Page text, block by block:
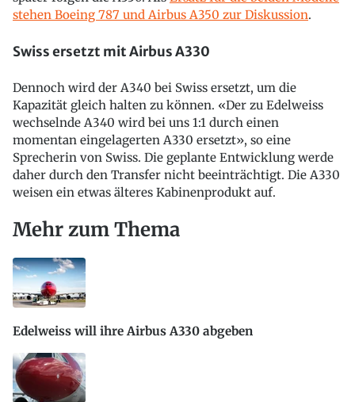
stehen Boeing 787 und Airbus A350 zur Diskussion.
Swiss ersetzt mit Airbus A330
Dennoch wird der A340 bei Swiss ersetzt, um die
Kapazität gleich halten zu können. «Der zu Edelweiss
wechselnde A340 wird bei uns 1:1 durch einen
momentan eingelagerten A330 ersetzt», so eine
Sprecherin von Swiss. Die geplante Entwicklung werde
daher durch den Transfer nicht beeinträchtigt. Die A330
weisen ein etwas älteres Kabinenprodukt auf.
Mehr zum Thema
Edelweiss will ihre Airbus A330 abgeben